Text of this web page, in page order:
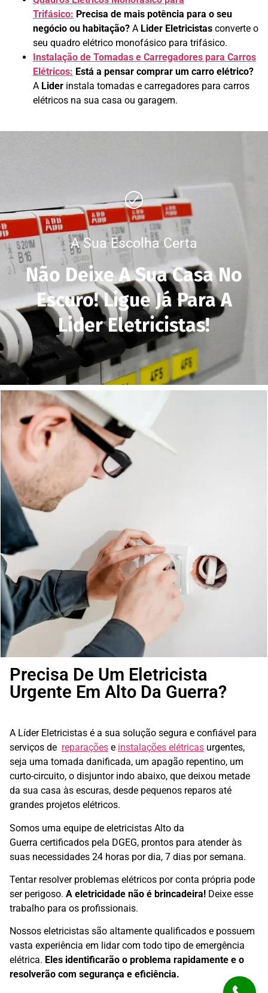
Trifásico: Precisa de mais potência para o seu
negócio ou habitação? A Lider Eletricistas converte o
seu quadro elétrico monofásico para trifásico.
Instalação de Tomadas e Carregadores para Carros
Elétricos: Está a pensar comprar um carro elétrico?
A Lider instala tomadas e carregadores para carros
elétricos na sua casa ou garagem.
A Sua Escolha Certa
Não Deixe A Sua Casa No
Escuro! Ligue Já Para A
Lider Eletricistas!
Precisa De Um Eletricista
Urgente Em Alto Da Guerra?
A Líder Eletricistas é a sua solução segura e confiável para
serviços de reparações e instalações elétricas urgentes,
seja uma tomada danificada, um apagão repentino, um
curto-circuito, o disjuntor indo abaixo, que deixou metade
da sua casa às escuras, desde pequenos reparos até
grandes projetos elétricos.
Somos uma equipe de eletricistas Alto da
Guerra certificados pela DGEG, prontos para atender às
suas necessidades 24 horas por dia, 7 dias por semana.
Tentar resolver problemas elétricos por conta própria pode
ser perigoso. A eletricidade não é brincadeira! Deixe esse
trabalho para os profissionais.
Nossos eletricistas são altamente qualificados e possuem
vasta experiência em lidar com todo tipo de emergência
elétrica. Eles identificarão o problema rapidamente e o
resolverão com segurança e eficiência.